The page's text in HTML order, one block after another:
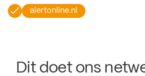
alertonline.nl
Dit doet ons